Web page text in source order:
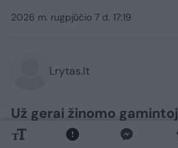
2026 m. rugpjūčio 7 d. 17:19
Lrytas.lt
Už gerai žinomo
tūbelę – 10,55 euro.